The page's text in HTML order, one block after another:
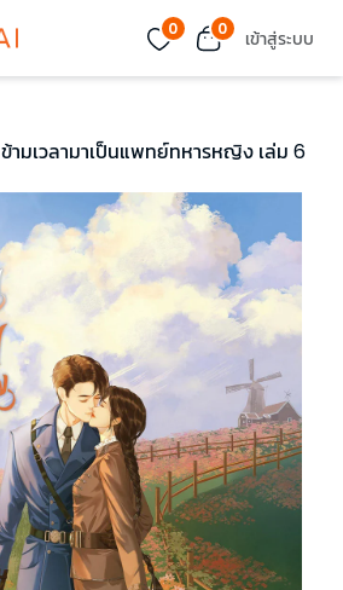
0 0 เข้าสู่ระบบ
ข้ามเวลามาเป็นแพทย์ทหารหญิง เล่ม 6